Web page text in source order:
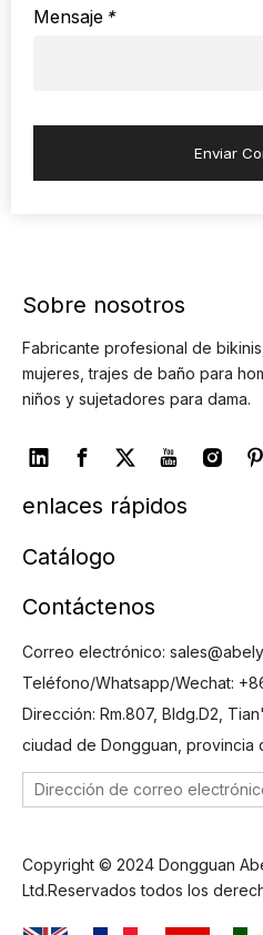
*
Mensaje
Enviar
Sobre nosotros
Fabricante profesional de
mujeres, trajes de baño para
niños y sujetadores para dama.
enlaces rápidos
Catálogo
Contáctenos
Correo electrónico:
Teléfono/Whatsapp/Wechat:
Dirección: Rm.807, Bldg.D2,
ciudad de Dongguan, provincia
Copyright © 2024 Dongguan
Ltd.Reservados todos los